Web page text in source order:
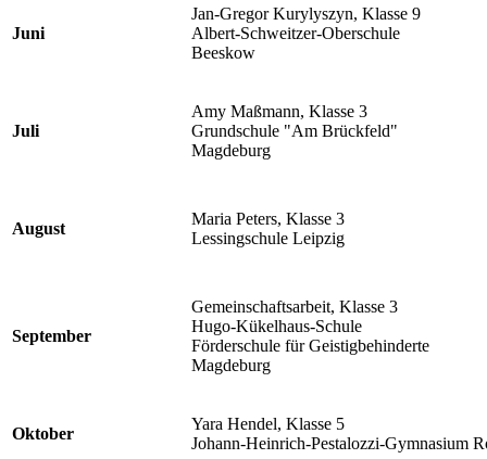
Juni
Jan-Gregor Kurylyszyn, Klasse 9
Albert-Schweitzer-Oberschule
Beeskow
Juli
Amy Maßmann, Klasse 3
Grundschule "Am Brückfeld"
Magdeburg
August
Maria Peters, Klasse 3
Lessingschule Leipzig
September
Gemeinschaftsarbeit, Klasse 3
Hugo-Kükelhaus-Schule
Förderschule für Geistigbehinderte
Magdeburg
Oktober
Yara Hendel, Klasse 5
Johann-Heinrich-Pestalozzi-Gymnasium